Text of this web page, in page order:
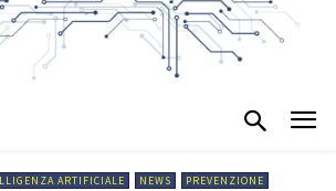
ARTIFICIALE NEWS
PREVENZIONE